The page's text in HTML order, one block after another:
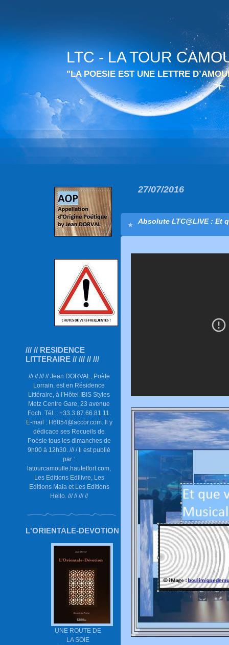
LTC - LA TOUR
"LA POESIE EST UNE LETTRE
/// // RESIDENCE
LITTERAIRE // /// // ///
/// // /// // Jean DORVAL, Poète
Lorrain, est en Résidence
Littéraire, à l’Hôtel IBIS Styles
Metz Centre Gare, 23 avenue
Foch. Tél. : +33.3.87.66.81.11.
E-mail : H6854@accor.com. Il y
dédicace ses Recueils de
Poésie tous les dimanches de
9h00 à 12h30. /// / Il est publié
par :
latourcamoufle.hautetfort.com,
Les Editions Edilivre, Les
Editions Maia et Les Editions
Hello. /// // /// //
L'ORIENTALE-DEVOTION
UNE ROUTE DE
LA SOIE
27/07/2016
Absolute LTC@LIVE : Et